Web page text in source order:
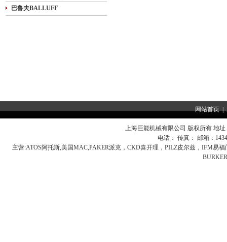
巴鲁夫BALLUFF
网站首页|
上海巨能机械有限公司 版权所有 地
电话： 传真： 邮箱：
主营:ATOS阿托斯,美国MAC,PAKER派克，CKD喜开理，PILZ皮尔兹，IFM易